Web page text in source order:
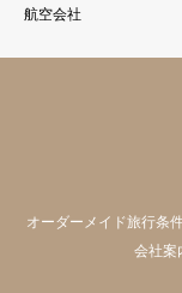
航空会社
オーダーメイド旅行条
会社案